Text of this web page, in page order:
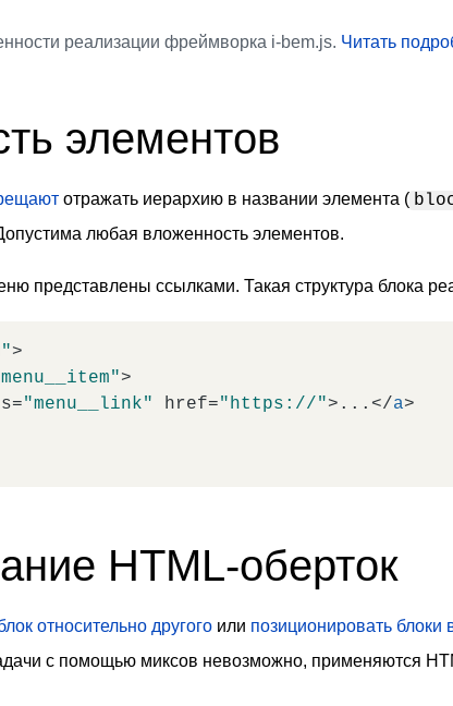
реализации фреймворка i-bem.js. Читать
элементов
отражать иерархию в названии элемента (
любая вложенность элементов.
представлены ссылками. Такая структура блока
>
>
="menu__link" href="https://"> ... </a>
HTML-оберток
относительно другого или позиционировать блоки
с помощью миксов невозможно, применяются